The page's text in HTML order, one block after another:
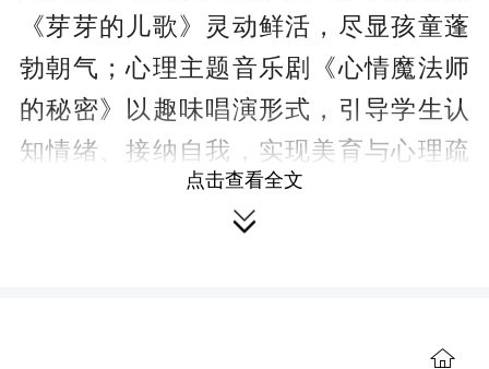
《芽芽的儿歌》灵动鲜活，尽显孩童蓬
勃朝气；心理主题音乐剧《心情魔法师
的秘密》以趣味唱演形式，引导学生认
知情绪、接纳自我，实现美育与心理疏
导深度融合。同时，葫芦丝合奏、花鼓
戏表演等传统文艺节目，让非遗与民乐
目轮番上演，全方位彰显学校多元化美
点击查看全文
